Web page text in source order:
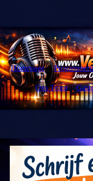
Homepage
Ons Team